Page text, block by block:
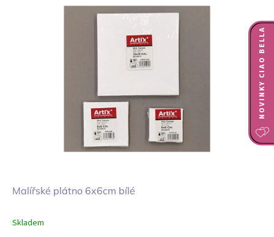
Malířské plátno 6x6cm bílé
Skladem
NOVINKY CIAO BELLA